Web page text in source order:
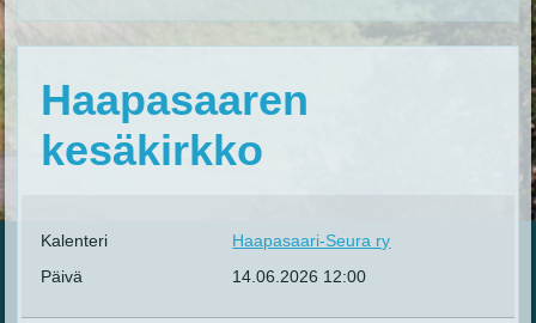
Haapasaaren
kesäkirkko
Kalenteri
Haapasaari-Seura ry
Päivä
14.06.2026 12:00